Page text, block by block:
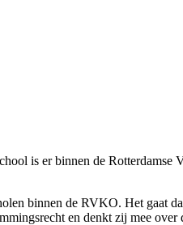
is er binnen de
binnen de RVKO. Het gaat
en denkt zij mee